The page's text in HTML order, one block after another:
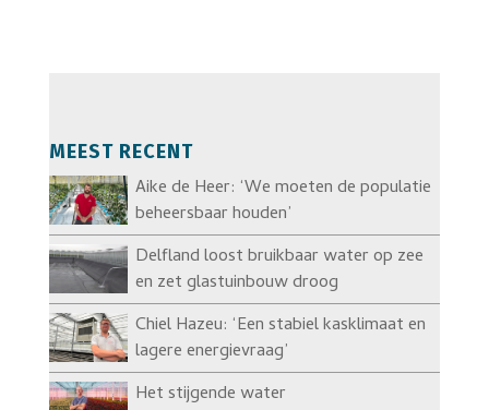
MEEST RECENT
Aike de Heer: ‘We moeten de populatie
beheersbaar houden’
Delfland loost bruikbaar water op zee
en zet glastuinbouw droog
Chiel Hazeu: ‘Een stabiel kasklimaat en
lagere energievraag’
Het stijgende water